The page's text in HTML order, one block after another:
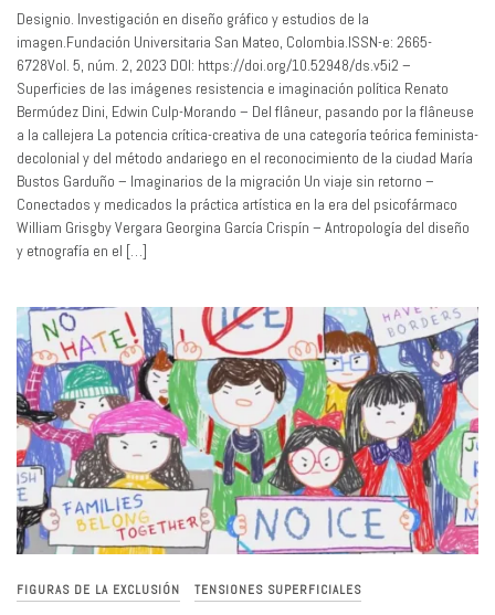
Designio. Investigación en diseño gráfico y estudios de la
imagen.Fundación Universitaria San Mateo, Colombia.ISSN-e: 2665-
6728Vol. 5, núm. 2, 2023 DOI: https://doi.org/10.52948/ds.v5i2 –
Superficies de las imágenes resistencia e imaginación política Renato
Bermúdez Dini, Edwin Culp-Morando – Del flâneur, pasando por la flâneuse
a la callejera La potencia crítica-creativa de una categoría teórica feminista-
decolonial y del método andariego en el reconocimiento de la ciudad María
Bustos Garduño – Imaginarios de la migración Un viaje sin retorno –
Conectados y medicados la práctica artística en la era del psicofármaco
William Grisgby Vergara Georgina García Crispín – Antropología del diseño
y etnografía en el […]
FIGURAS DE LA EXCLUSIÓN TENSIONES SUPERFICIALES